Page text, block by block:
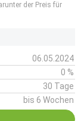
der Preis für
06.05.2024
0 %
30 Tage
bis 6 Wochen